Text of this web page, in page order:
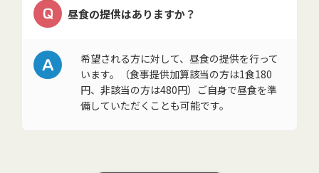
Q 昼食の提供はありますか？
A
希望される方に対して、昼食の提供を行って
います。（食事提供加算該当の方は1食180
円、非該当の方は480円）ご自身で昼食を準
備していただくことも可能です。